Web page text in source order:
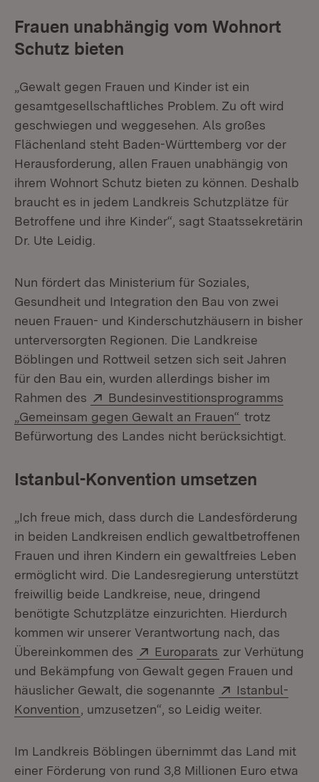
Frauen unabhängig vom Wohnort
Schutz bieten
„Gewalt gegen Frauen und Kinder ist ein
gesamtgesellschaftliches Problem. Zu oft wird
geschwiegen und weggesehen. Als großes
Flächenland steht Baden-Württemberg vor der
Herausforderung, allen Frauen unabhängig von
ihrem Wohnort Schutz bieten zu können. Deshalb
braucht es in jedem Landkreis Schutzplätze für
Betroffene und ihre Kinder“, sagt Staatssekretärin
Dr. Ute Leidig.
Nun fördert das Ministerium für Soziales,
Gesundheit und Integration den Bau von zwei
neuen Frauen- und Kinderschutzhäusern in bisher
unterversorgten Regionen. Die Landkreise
Böblingen und Rottweil setzen sich seit Jahren
für den Bau ein, wurden allerdings bisher im
Rahmen des
Extern:
Bundesinvestitionsprogramms
„Gemeinsam gegen Gewalt an Frauen“ (Öffnet in
trotz
Befürwortung des Landes nicht berücksichtigt.
Istanbul-Konvention umsetzen
„Ich freue mich, dass durch die Landesförderung
in beiden Landkreisen endlich gewaltbetroffenen
Frauen und ihren Kindern ein gewaltfreies Leben
ermöglicht wird. Die Landesregierung unterstützt
freiwillig beide Landkreise, neue, dringend
benötigte Schutzplätze einzurichten. Hierdurch
kommen wir unserer Verantwortung nach, das
Übereinkommen des
Extern:
Europarats (Öffnet in
zur Verhütung
und Bekämpfung von Gewalt gegen Frauen und
häuslicher Gewalt, die sogenannte
Extern:
Istanbul-
Konvention (Öffnet in neuem Fenster)
, umzusetzen“, so Leidig weiter.
Im Landkreis Böblingen übernimmt das Land mit
einer Förderung von rund 3,8 Millionen Euro etwa